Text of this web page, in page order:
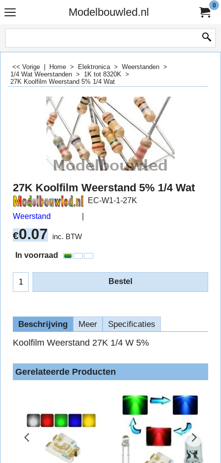
Modelbouwled.nl
0
<< Vorige Home > Elektronica> Weerstanden >
1/4 Wat Weerstanden > 1K tot 8320K >
27K Koolfilm Weerstand 5% 1/4 Wat
27K Koolfilm Weerstand 5% 1/4 Wat
Weerstand
EC-W1-1-27K
€0.07 inc. BTW
In voorraad
Bestel
Beschrijving Meer Specificaties
Koolfilm Weerstand 27K 1/4 W 5%
Gerelateerde Producten